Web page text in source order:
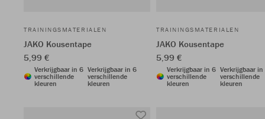
TRAININGSMATERIALEN
JAKO Kousentape
5,99 €
Verkrijgbaar in 6
verschillende
kleuren
Verkrijgbaar in 6
verschillende
kleuren
TRAININGSMATERIALEN
JAKO Kousentape
5,99 €
Verkrijgbaar in 6
verschillende
kleuren
Verkrijgbaar in
verschillende
kleuren